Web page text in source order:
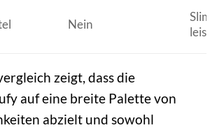
Nein
Slim
zeigt, dass die
auf eine breite Palette von
abzielt und sowohl